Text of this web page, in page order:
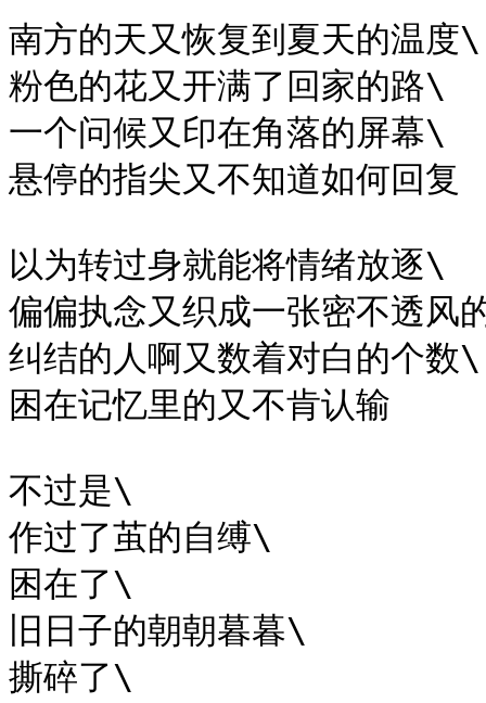
南方的天又恢复到夏天的温度\
粉色的花又开满了回家的路\
一个问候又印在角落的屏幕\
悬停的指尖又不知道如何回复
以为转过身就能将情绪放逐\
偏偏执念又织成一张密不透风
纠结的人啊又数着对白的个数\
困在记忆里的又不肯认输
不过是\
作过了茧的自缚\
困在了\
旧日子的朝朝暮暮\
撕碎了\